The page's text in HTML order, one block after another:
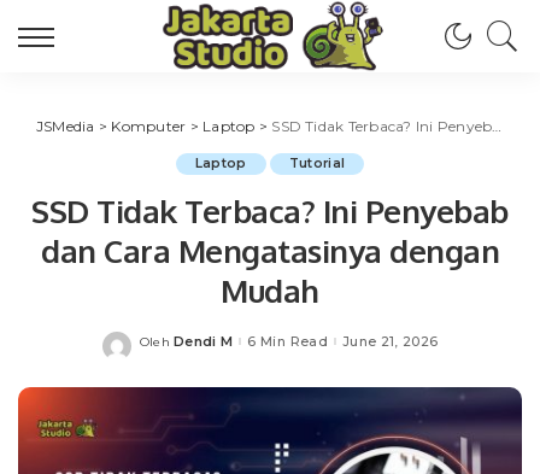
JSMedia > Komputer > Laptop > SSD Tidak Terbaca? Ini Penyebab dan Cara Mengatasinya dengan Mudah
Laptop Tutorial
SSD Tidak Terbaca? Ini Penyebab
dan Cara Mengatasinya dengan
Mudah
Posted
Oleh Dendi M 6 Min Read June 21, 2026